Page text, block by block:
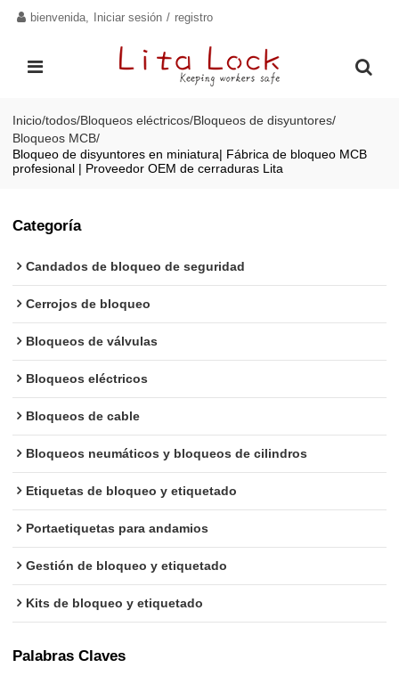
bienvenida, Iniciar sesión / registro
Inicio/todos/Bloqueos eléctricos/Bloqueos de disyuntores/
Bloqueos MCB/
Bloqueo de disyuntores en miniatura| Fábrica de bloqueo MCB
profesional | Proveedor OEM de cerraduras Lita
Categoría
Candados de bloqueo de seguridad
Cerrojos de bloqueo
Bloqueos de válvulas
Bloqueos eléctricos
Bloqueos de cable
Bloqueos neumáticos y bloqueos de cilindros
Etiquetas de bloqueo y etiquetado
Portaetiquetas para andamios
Gestión de bloqueo y etiquetado
Kits de bloqueo y etiquetado
Palabras Claves